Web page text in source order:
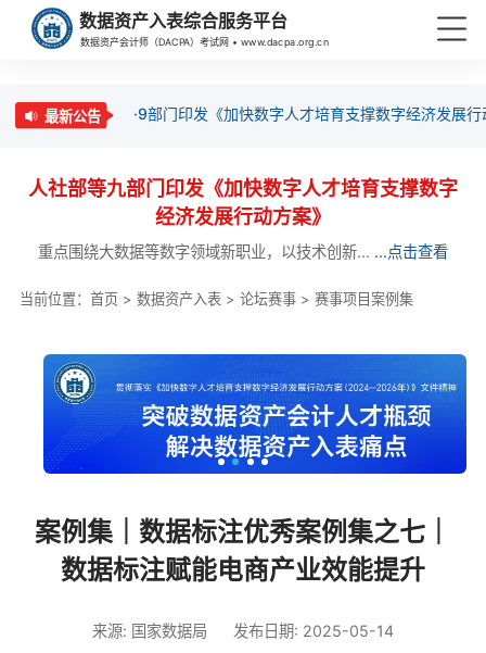
数据资产入表综合服务平台
数据资产会计师（DACPA）考试网 • www.dacpa.org.cn
最新公告 ·9部门印发《加快数字人才培育支撑数字经济发展
人社部等九部门印发《加快数字人才培育支撑数字
经济发展行动方案》
重点围绕大数据等数字领域新职业，以技术创新... ...点击查看
当前位置： 首页> 数据资产入表> 论坛赛事> 赛事项目案例集
案例集｜数据标注优秀案例集之七｜
数据标注赋能电商产业效能提升
来源: 国家数据局 发布日期: 2025-05-14